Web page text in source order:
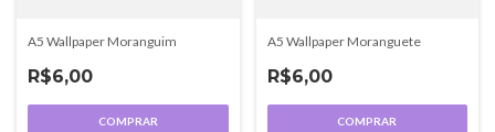
A5 Wallpaper Moranguim
R$6,00
COMPRAR
A5 Wallpaper Moranguete
R$6,00
COMPRAR